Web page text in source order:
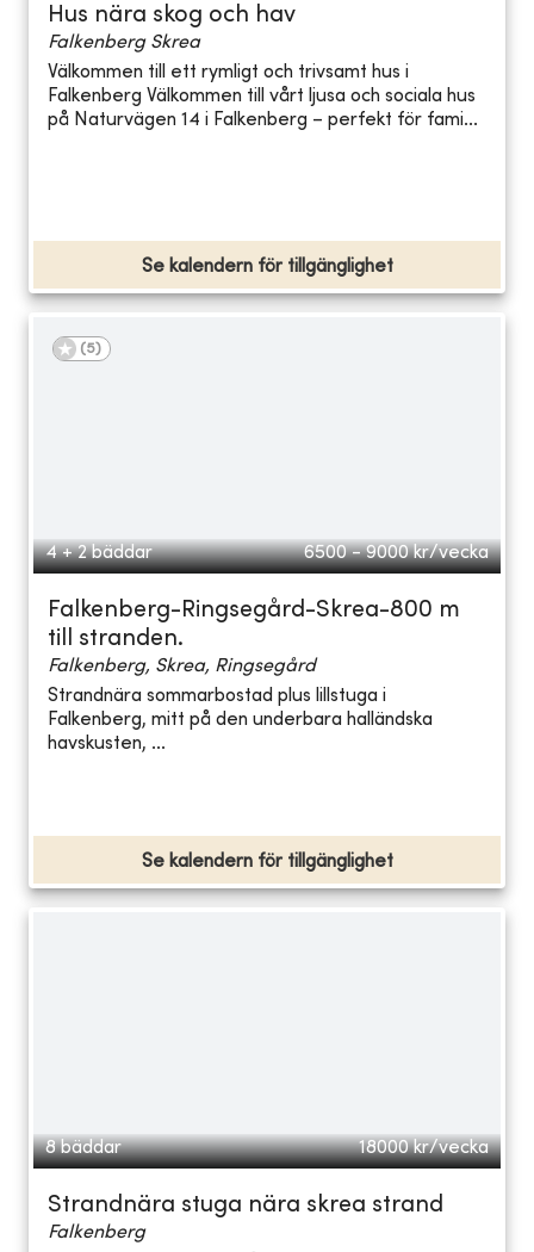
Hus nära skog och hav
Falkenberg Skrea
Välkommen till ett rymligt och trivsamt hus i
Falkenberg Välkommen till vårt ljusa och sociala hus
på Naturvägen 14 i Falkenberg – perfekt för fami...
Se kalendern för tillgänglighet
(5)
4 + 2 bäddar 6500 - 9000 kr/vecka
Falkenberg-Ringsegård-Skrea-800 m
till stranden.
Falkenberg, Skrea, Ringsegård
Strandnära sommarbostad plus lillstuga i
Falkenberg, mitt på den underbara halländska
havskusten, ...
Se kalendern för tillgänglighet
8 bäddar 18000 kr/vecka
Strandnära stuga nära skrea strand
Falkenberg